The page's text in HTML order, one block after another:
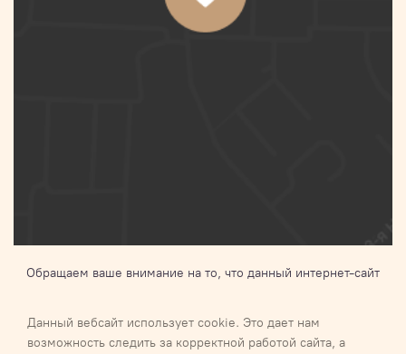
Данный вебсайт использует cookie. Это дает нам
возможность следить за корректной работой сайта, а
Обращаем ваше внимание на то, что данный интернет-сайт
определяемой положениями Статьи 437 п.2 Гражданского